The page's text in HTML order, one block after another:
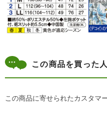
この商品を買った
この商品に寄せられたカスタマ